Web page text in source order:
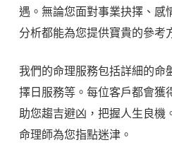
遇。無論您面對事業抉擇、感
分析都能為您提供寶貴的參考
我們的命理服務包括詳細的命
擇日服務等。每位客戶都會獲
助您趨吉避凶，把握人生良機
命理師為您指點迷津。